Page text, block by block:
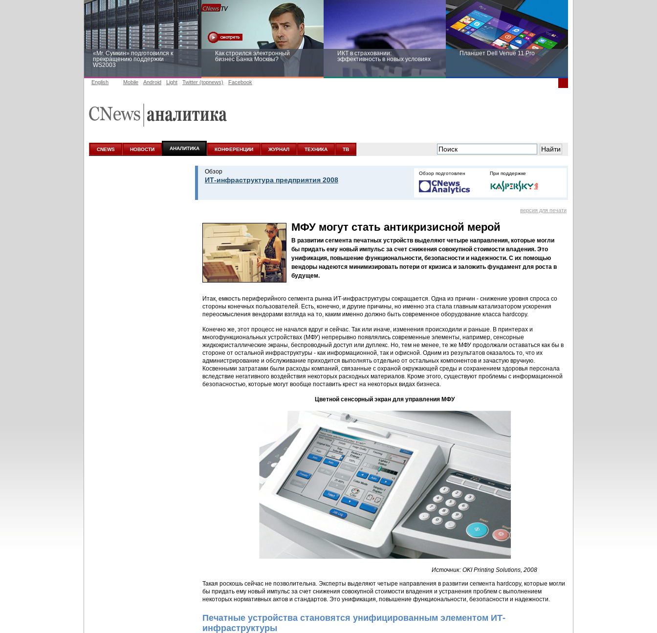
«Mr. Сумкин» подготовился к
прекращению поддержки
WS2003
Как строился электронный
бизнес Банка Москвы?
ИКТ в страховании:
эффективность в новых условиях
Планшет Dell Venue 11 Pro
аналитике
новых условиях
English Mobile Android Light Twitter (topnews) Facebook
CNEWS НОВОСТИ АНАЛИТИКА КОНФЕРЕНЦИИ ЖУРНАЛ ТЕХНИКА ТВ
Обзор
ИТ-инфраструктура предприятия 2008
Обзор подготовлен При поддержке
версия для печати
МФУ могут стать антикризисной мерой
В развитии сегмента печатных устройств выделяют четыре направления, которые могли
бы придать ему новый импульс за счет снижения совокупной стоимости владения. Это
унификация, повышение функциональности, безопасности и надежности. С их помощью
вендоры надеются минимизировать потери от кризиса и заложить фундамент для роста в
будущем.
Итак, емкость периферийного сегмента рынка ИТ-инфраструктуры сокращается. Одна из причин - снижение уровня спроса со
стороны конечных пользователей. Есть, конечно, и другие причины, но именно эта стала главным катализатором ускорения
переосмысления вендорами взгляда на то, каким именно должно быть современное оборудование класса hardcopy.
Конечно же, этот процесс не начался вдруг и сейчас. Так или иначе, изменения происходили и раньше. В принтерах и
многофункциональных устройствах (МФУ) непрерывно появлялись современные элементы, например, сенсорные
жидкокристаллические экраны, беспроводный доступ или дуплекс. Но, тем не менее, те же МФУ продолжали оставаться как бы в
стороне от остальной инфраструктуры - как информационной, так и офисной. Одним из результатов оказалось то, что их
администрирование и обслуживание приходится выполнять отдельно от остальных компонентов и зачастую вручную.
Косвенными затратами были расходы компаний, связанные с охраной окружающей среды и сохранением здоровья персонала
вследствие негативного воздействия некоторых расходных материалов. Кроме этого, существуют проблемы с информационной
безопасностью, которые могут вообще поставить крест на некоторых видах бизнеса.
Цветной сенсорный экран для управления МФУ
Источник: OKI Printing Solutions, 2008
Такая роскошь сейчас не позволительна. Эксперты выделяют четыре направления в развитии сегмента hardcopy, которые могли
бы придать ему новый импульс за счет снижения совокупной стоимости владения и устранения проблем с выполнением
некоторых нормативных актов и стандартов. Это унификация, повышение функциональности, безопасности и надежности.
Печатные устройства становятся унифицированным элементом ИТ-
инфраструктуры